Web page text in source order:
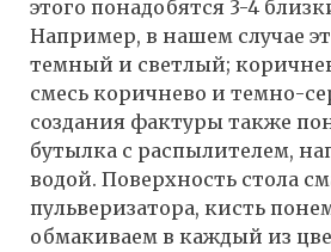
этого понадобятся 3-4
Например, в нашем случае
темный и светлый;
смесь коричнево и темно-
создания фактуры также
бутылка с распылителем,
водой. Поверхность стола
пульверизатора, кисть
обмакиваем в каждый из